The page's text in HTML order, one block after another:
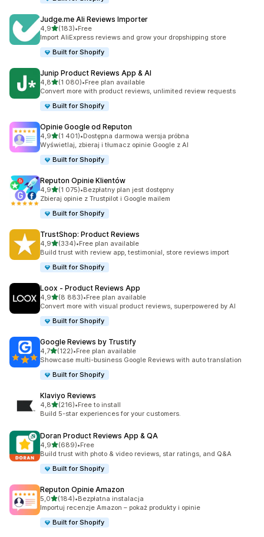
Judge.me Ali Reviews Importer
4,9na 5 gwiazdek
(183)
Łączna liczba recenzji: 183
•Free
Import AliExpress reviews and grow your dropshipping store
Built for Shopify
Junip Product Reviews App & AI
4,8na 5 gwiazdek
(1 080)
Łączna liczba recenzji: 1080
•Free plan available
Convert more with product reviews, unlimited review requests
Built for Shopify
Opinie Google od Reputon
4,9na 5 gwiazdek
(1 401)
Łączna liczba recenzji: 1401
•Dostępna darmowa wersja próbna
Wyświetlaj, zbieraj i tłumacz opinie Google z AI
Built for Shopify
Reputon Opinie Klientów
4,9na 5 gwiazdek
(1 075)
Łączna liczba recenzji: 1075
•Bezpłatny plan jest dostępny
Zbieraj opinie z Trustpilot i Google mailem
Built for Shopify
TrustShop: Product Reviews
4,9na 5 gwiazdek
(334)
Łączna liczba recenzji: 334
•Free plan available
Build trust with review app, testimonial, store reviews import
Built for Shopify
Loox ‑ Product Reviews App
4,9na 5 gwiazdek
(8 883)
Łączna liczba recenzji: 8883
•Free plan available
Convert more with visual product reviews, superpowered by AI
Built for Shopify
Google Reviews by Trustify
4,7na 5 gwiazdek
(122)
Łączna liczba recenzji: 122
•Free plan available
Showcase multi-business Google Reviews with auto translation
Built for Shopify
Klaviyo Reviews
4,8na 5 gwiazdek
(216)
Łączna liczba recenzji: 216
•Free to install
Build 5-star experiences for your customers.
Doran Product Reviews App & QA
4,9na 5 gwiazdek
(689)
Łączna liczba recenzji: 689
•Free
Build trust with photo & video reviews, star ratings, and Q&A
Built for Shopify
Reputon Opinie Amazon
5,0na 5 gwiazdek
(184)
Łączna liczba recenzji: 184
•Bezpłatna instalacja
Importuj recenzje Amazon – pokaż produkty i opinie
Built for Shopify